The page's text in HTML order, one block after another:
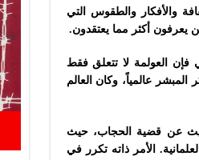
والأفكار والطقوس التي
يعرفون أكثر مما يعتقدون.
فإن العولمة لا تتعلق فقط
المبشر عالمياً، وكان العالم
عن قضية الحجاب، حيث
الأمر ذاته تكرر في